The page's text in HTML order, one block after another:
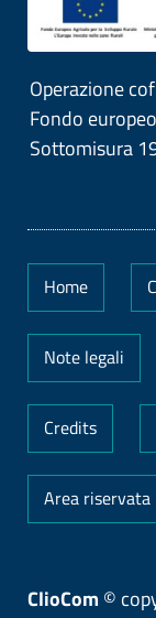
Operazione
Fondo
Sottomisura
Home
Note legali
Credits
Area riservata
ClioCom ©